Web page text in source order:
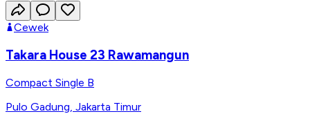
Cewek
Takara House 23 Rawamangun
Compact Single B
Pulo Gadung Jakarta Timur